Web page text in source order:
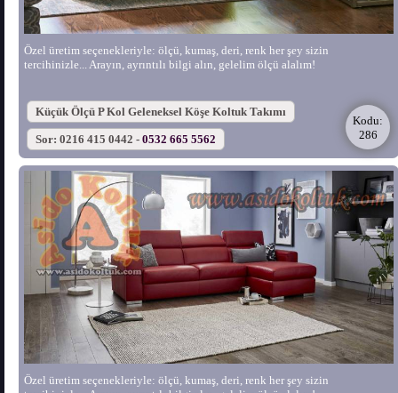
Özel üretim seçenekleriyle: ölçü, kumaş, deri, renk her şey sizin
tercihinizle... Arayın, ayrıntılı bilgi alın, gelelim ölçü alalım!
Küçük Ölçü P Kol Geleneksel Köşe Koltuk Takımı
Kodu:
286
Sor: 0216 415 0442 - 0532 665 5562
Özel üretim seçenekleriyle: ölçü, kumaş, deri, renk her şey sizin